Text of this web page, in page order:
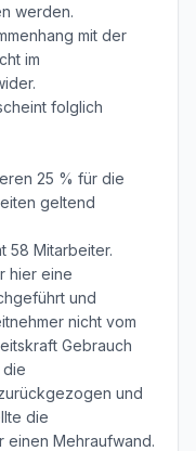
werden.
mit der
im
folglich
25 % für die
geltend
58 Mitarbeiter.
hier eine
und
nicht vom
Gebrauch
die
und
die
einen Mehraufwand.